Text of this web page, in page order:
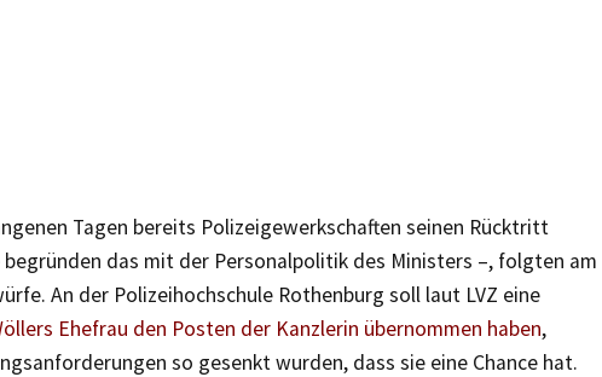
Tagen bereits Polizeigewerkschaften seinen Rücktritt
das mit der Personalpolitik des Ministers –, folgten am
An der Polizeihochschule Rothenburg soll laut LVZ eine
Ehefrau den Posten der Kanzlerin übernommen haben,
so gesenkt wurden, dass sie eine Chance hat.